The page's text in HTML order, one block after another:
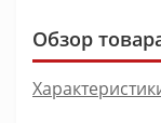
Обзор